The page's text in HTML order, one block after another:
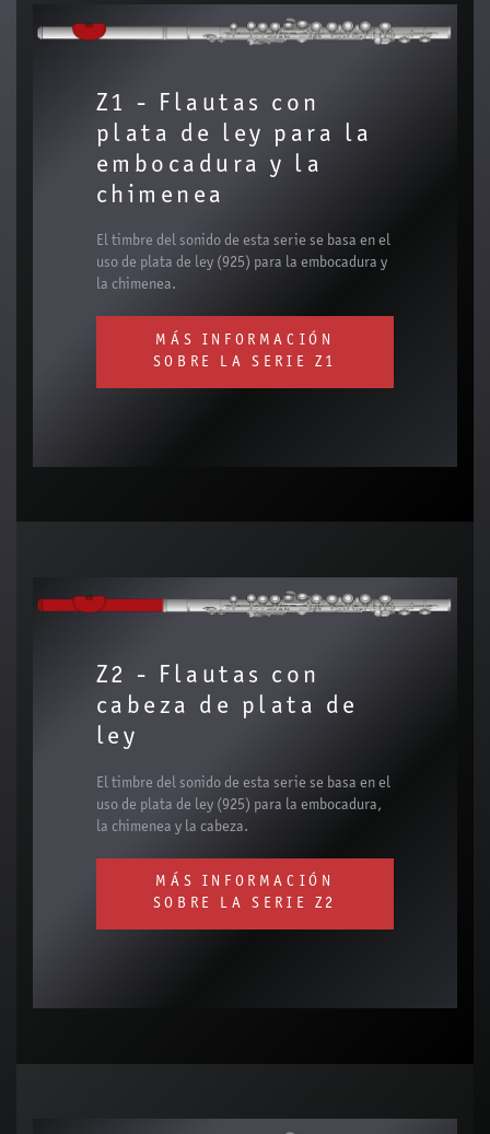
Z1 - Flautas con
plata de ley para la
embocadura y la
chimenea
El timbre del sonido de esta serie se basa en el
uso de plata de ley (925) para la embocadura y
la chimenea.
MÁS INFORMACIÓN
SOBRE LA SERIE Z1
Z2 - Flautas con
cabeza de plata de
ley
El timbre del sonido de esta serie se basa en el
uso de plata de ley (925) para la embocadura,
la chimenea y la cabeza.
MÁS INFORMACIÓN
SOBRE LA SERIE Z2